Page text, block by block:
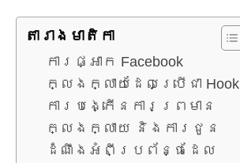
តារាង​មាតិកា
ការផ្អាក Facebook
ក្លែងក្លាយដែលប្រើជា Hook
ការបង្កើនការព្រមាន
ក្លែងក្លាយ និងការជូន
ដំណឹងអំពីប្រព័ន្ធដែល